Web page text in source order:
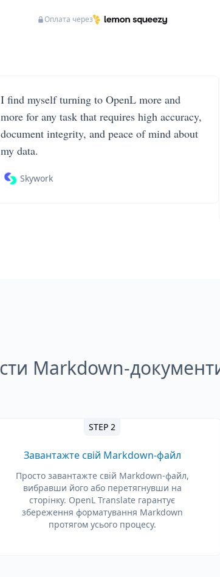
Оплата через
I find myself turning to OpenL more and
more for any task that requires high accuracy,
document integrity, and peace of mind about
my data.
Skywork
Markdown-
STEP 2
Завантажте свій Markdown-файл
Просто завантажте свій Markdown-файл,
вибравши його або перетягнувши на
сторінку. OpenL Translate гарантує
збереження форматування Markdown
протягом усього процесу.